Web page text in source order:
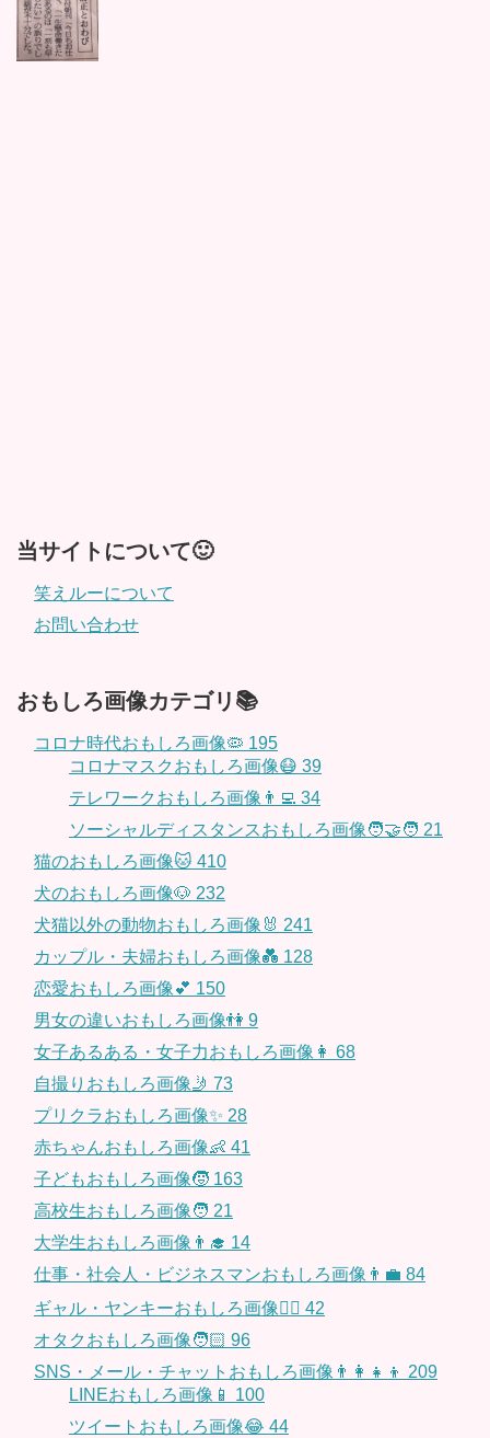
当サイトについて🙂
笑えルーについて
お問い合わせ
おもしろ画像カテゴリ📚
コロナ時代おもしろ画像🦠 195
コロナマスクおもしろ画像😷 39
テレワークおもしろ画像👨‍💻 34
ソーシャルディスタンスおもしろ画像🧑‍🤝‍🧑 21
猫のおもしろ画像🐱 410
犬のおもしろ画像🐶 232
犬猫以外の動物おもしろ画像🐰 241
カップル・夫婦おもしろ画像💑 128
恋愛おもしろ画像💕 150
男女の違いおもしろ画像👫 9
女子あるある・女子力おもしろ画像👩 68
自撮りおもしろ画像🤳 73
プリクラおもしろ画像✨ 28
赤ちゃんおもしろ画像👶 41
子どもおもしろ画像🧒 163
高校生おもしろ画像🧑 21
大学生おもしろ画像👨‍🎓 14
仕事・社会人・ビジネスマンおもしろ画像👨‍💼 84
ギャル・ヤンキーおもしろ画像👱‍♀️ 42
オタクおもしろ画像🧑🏻 96
SNS・メール・チャットおもしろ画像👨‍👩‍👧‍👦 209
LINEおもしろ画像📱 100
ツイートおもしろ画像😂 44